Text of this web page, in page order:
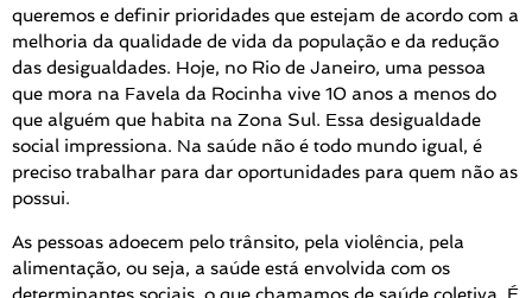
queremos e definir prioridades que estejam de acordo com a
melhoria da qualidade de vida da população e da redução
das desigualdades. Hoje, no Rio de Janeiro, uma pessoa
que mora na Favela da Rocinha vive 10 anos a menos do
que alguém que habita na Zona Sul. Essa desigualdade
social impressiona. Na saúde não é todo mundo igual, é
preciso trabalhar para dar oportunidades para quem não as
possui.
As pessoas adoecem pelo trânsito, pela violência, pela
alimentação, ou seja, a saúde está envolvida com os